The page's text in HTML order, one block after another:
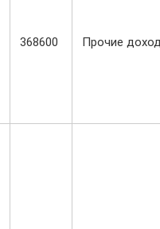
368600 Прочие